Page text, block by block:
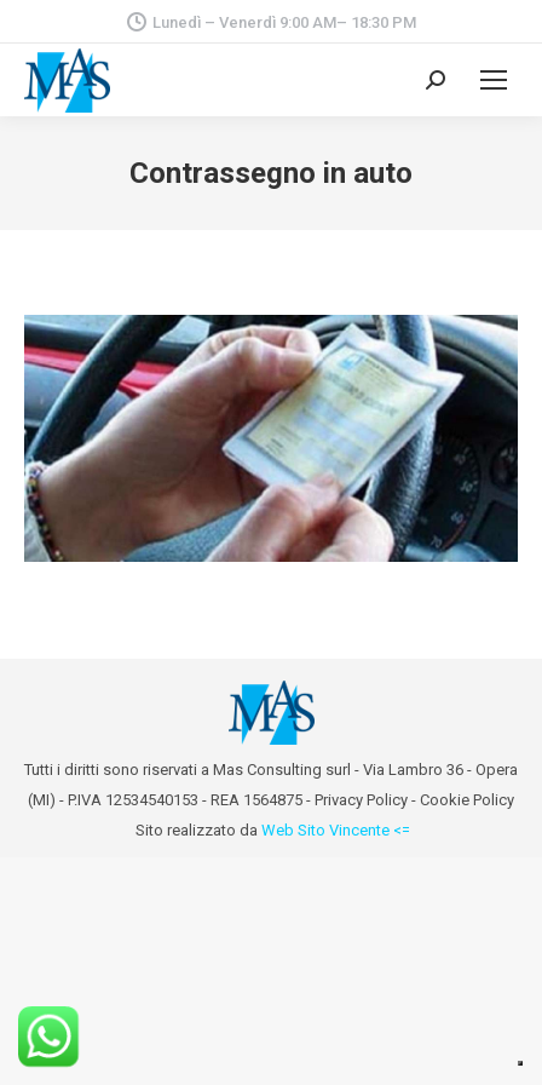
Lunedì – Venerdì 9:00 AM– 18:30 PM
Cerca:
Contrassegno in auto
Tutti i diritti sono riservati a Mas Consulting surl - Via Lambro 36 - Opera
(MI) - P.IVA 12534540153 - REA 1564875 - Privacy Policy - Cookie Policy
Sito realizzato da Web Sito Vincente <=